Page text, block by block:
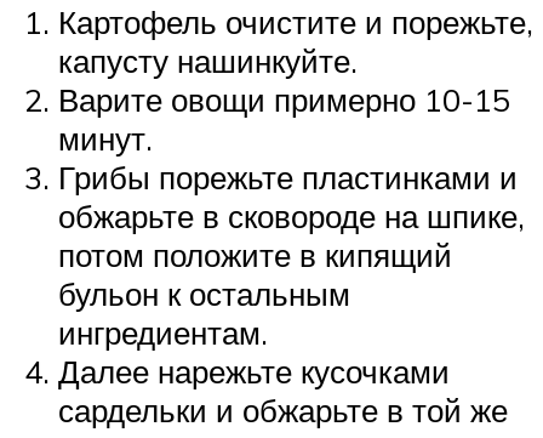
Картофель очистите и порежьте,
капусту нашинкуйте.
Варите овощи примерно 10-15
минут.
Грибы порежьте пластинками и
обжарьте в сковороде на шпике,
потом положите в кипящий
бульон к остальным
ингредиентам.
Далее нарежьте кусочками
сардельки и обжарьте в той же